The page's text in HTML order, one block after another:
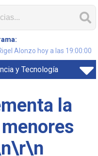
Alonzo hoy a las 19:00:00
y Tecnología
la